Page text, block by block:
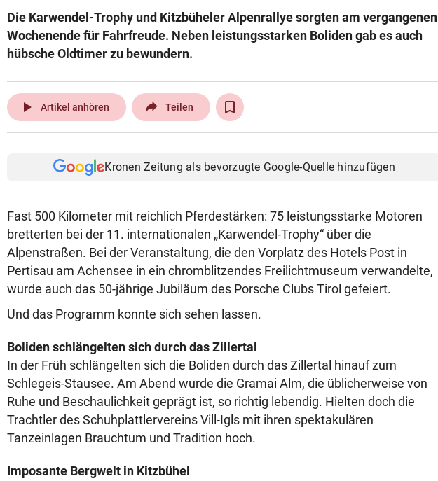
Die Karwendel-Trophy und Kitzbüheler Alpenrallye sorgten am vergangenen
Wochenende für Fahrfreude. Neben leistungsstarken Boliden gab es auch
hübsche Oldtimer zu bewundern.
play_arrow Artikel anhören Teilen
Kronen Zeitung als bevorzugte Google-Quelle hinzufügen
Fast 500 Kilometer mit reichlich Pferdestärken: 75 leistungsstarke Motoren
bretterten bei der 11. internationalen „Karwendel-Trophy“ über die
Alpenstraßen. Bei der Veranstaltung, die den Vorplatz des Hotels Post in
Pertisau am Achensee in ein chromblitzendes Freilichtmuseum verwandelte,
wurde auch das 50-jährige Jubiläum des Porsche Clubs Tirol gefeiert.
Und das Programm konnte sich sehen lassen.
Boliden schlängelten sich durch das Zillertal
In der Früh schlängelten sich die Boliden durch das Zillertal hinauf zum
Schlegeis-Stausee. Am Abend wurde die Gramai Alm, die üblicherweise von
Ruhe und Beschaulichkeit geprägt ist, so richtig lebendig. Hielten doch die
Trachtler des Schuhplattlervereins Vill-Igls mit ihren spektakulären
Tanzeinlagen Brauchtum und Tradition hoch.
Imposante Bergwelt in Kitzbühel